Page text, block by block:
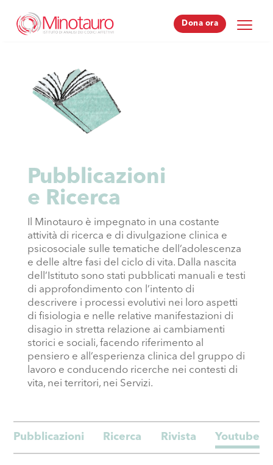
Dona ora
Dona ora
Pubblicazioni
e Ricerca
Il Minotauro è impegnato in una costante
attività di ricerca e di divulgazione clinica e
psicosociale sulle tematiche dell’adolescenza
e delle altre fasi del ciclo di vita. Dalla nascita
dell’Istituto sono stati pubblicati manuali e testi
di approfondimento con l’intento di
descrivere i processi evolutivi nei loro aspetti
di fisiologia e nelle relative manifestazioni di
disagio in stretta relazione ai cambiamenti
storici e sociali, facendo riferimento al
pensiero e all’esperienza clinica del gruppo di
lavoro e conducendo ricerche nei contesti di
vita, nei territori, nei Servizi.
Pubblicazioni Ricerca Rivista Youtube